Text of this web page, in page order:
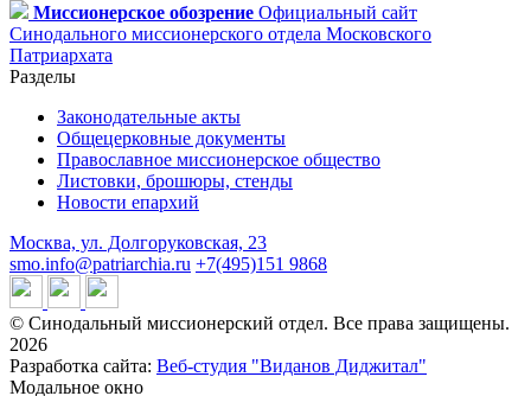
Миссионерское обозрение Официальный сайт
Синодального миссионерского отдела Московского
Патриархата
Разделы
Законодательные акты
Общецерковные документы
Православное миссионерское общество
Листовки, брошюры, стенды
Новости епархий
Москва, ул. Долгоруковская, 23
smo.info@patriarchia.ru +7(495)151 9868
© Синодальный миссионерский отдел. Все права защищены.
2026
Разработка сайта: Веб-студия "Виданов Диджитал"
Модальное окно